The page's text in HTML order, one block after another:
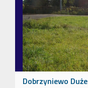
Dobrzyniewo Duże